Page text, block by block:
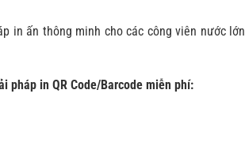
in ấn thông minh cho các công viên nước lớn
pháp in QR Code/Barcode miễn phí: